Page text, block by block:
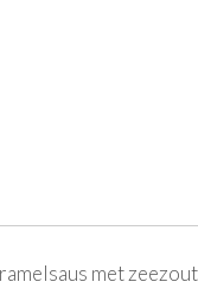
met zeezout